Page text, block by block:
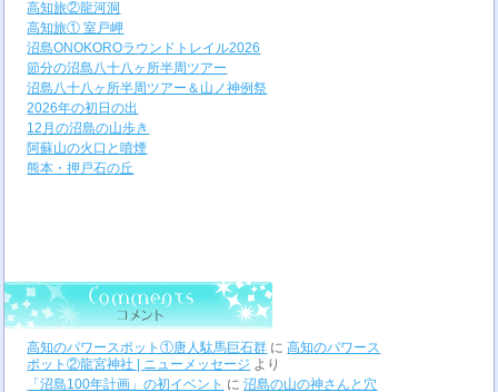
高知旅②龍河洞
高知旅① 室戸岬
沼島ONOKOROラウンドトレイル2026
節分の沼島八十八ヶ所半周ツアー
沼島八十八ヶ所半周ツアー＆山ノ神例祭
2026年の初日の出
12月の沼島の山歩き
阿蘇山の火口と噴煙
熊本・押戸石の丘
高知のパワースポット①唐人駄馬巨石群 に高知のパワース
ポット②龍宮神社 | ニューメッセージ より
「沼島100年計画」の初イベント に沼島の山の神さんと穴